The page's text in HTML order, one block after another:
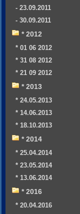
- 23.09.2011
- 30.09.2011
* 2012
* 01 06 2012
* 31 08 2012
* 21 09 2012
* 2013
* 24.05.2013
* 14.06.2013
* 18.10.2013
* 2014
* 25.04.2014
* 23.05.2014
* 13.06.2014
* 2016
* 20.04.2016